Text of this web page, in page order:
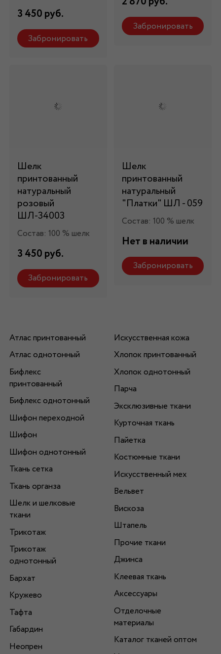
3 450 руб.
Забронировать
Забронировать
Шелк
принтованный
натуральный
розовый
ШЛ-34003
Состав: 100 % шелк
3 450 руб.
Забронировать
Шелк
принтованный
натуральный
"Платки" ШЛ - 059
Состав: 100 % шелк
Нет в наличии
Забронировать
Атлас принтованный
Атлас однотонный
Бифлекс
принтованный
Бифлекс однотонный
Шифон переходной
Шифон
Шифон однотонный
Ткань сетка
Ткань органза
Шелк и шелковые
ткани
Трикотаж
Трикотаж
однотонный
Бархат
Кружево
Тафта
Габардин
Неопрен
Искусственная кожа
Хлопок принтованный
Хлопок однотонный
Парча
Эксклюзивные ткани
Курточная ткань
Пайетка
Костюмные ткани
Искусственный мех
Вельвет
Вискоза
Штапель
Прочие ткани
Джинса
Клеевая ткань
Аксессуары
Отделочные
материалы
Каталог тканей оптом